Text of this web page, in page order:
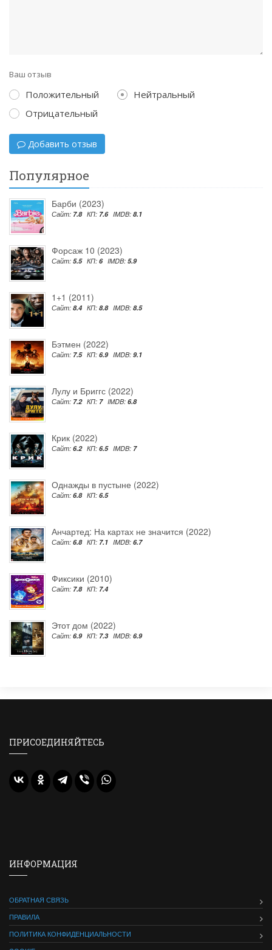
Ваш отзыв
Положительный
Нейтральный
Отрицательный
Добавить отзыв
Популярное
Барби (2023)
Сайт: 7.8 КП: 7.6 IMDB: 8.1
Форсаж 10 (2023)
Сайт: 5.5 КП: 6 IMDB: 5.9
1+1 (2011)
Сайт: 8.4 КП: 8.8 IMDB: 8.5
Бэтмен (2022)
Сайт: 7.5 КП: 6.9 IMDB: 9.1
Лулу и Бриггс (2022)
Сайт: 7.2 КП: 7 IMDB: 6.8
Крик (2022)
Сайт: 6.2 КП: 6.5 IMDB: 7
Однажды в пустыне (2022)
Сайт: 6.8 КП: 6.5
Анчартед: На картах не значится (2022)
Сайт: 6.8 КП: 7.1 IMDB: 6.7
Фиксики (2010)
Сайт: 7.8 КП: 7.4
Этот дом (2022)
Сайт: 6.9 КП: 7.3 IMDB: 6.9
ПРИСОЕДИНЯЙТЕСЬ
ИНФОРМАЦИЯ
ОБРАТНАЯ СВЯЗЬ
ПРАВИЛА
ПОЛИТИКА КОНФИДЕНЦИАЛЬНОСТИ